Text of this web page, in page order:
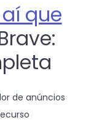
aí que
de anúncios